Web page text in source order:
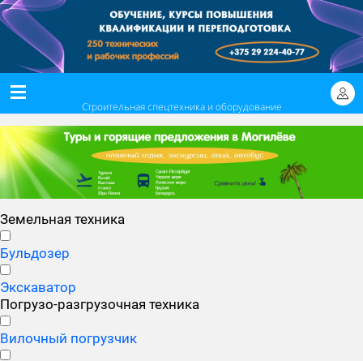
Строительная спецтехника и оборудование
Земельная техника
Бульдозер
Экскаватор
Погрузо-разгрузочная техника
Вилочный погрузчик